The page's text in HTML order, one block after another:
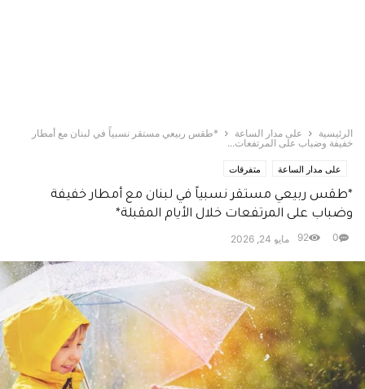
الرئيسية على مدار الساعة
*طقس ربيعي مستقر نسبياً في لبنان مع أمطار
خفيفة وضباب على المرتفعات...
على مدار الساعة متفرقات
*طقس ربيعي مستقر نسبياً في لبنان مع أمطار خفيفة
وضباب على المرتفعات خلال الأيام المقبلة*
مايو 24, 2026 0
92